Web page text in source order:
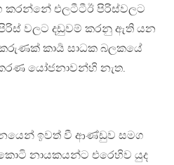
කරන්නේ එලටීටීඊ පිරිස්වලට
පිරිස් වලට දඩුවම් කරනු ඇති යන
කාර්‍ය සාධක බලකයේ
යෝජනාවන්හි නැත.
ඉවත් වී ආණ්‌ඩුව සමග
නායකයන්ට එරෙහිව යුද